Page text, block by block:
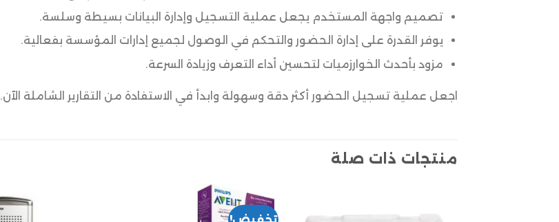
تصميم واجهة المستخدم يجعل عملية التسجيل وإدارة البيانات بسيطة وسلسة.
يوفر القدرة على إدارة الحضور والتحكم في الوصول لجميع إدارات المؤسسة بفعالية.
مزود بأحدث الخوارزميات لتحسين أداء التعرف وزيادة السرعة.
اجعل عملية تسجيل الحضور أكثر دقة وسهولة وابدأ في الاستفادة من التقارير الشاملة الآن.
منتجات ذات صلة
تخفيض!